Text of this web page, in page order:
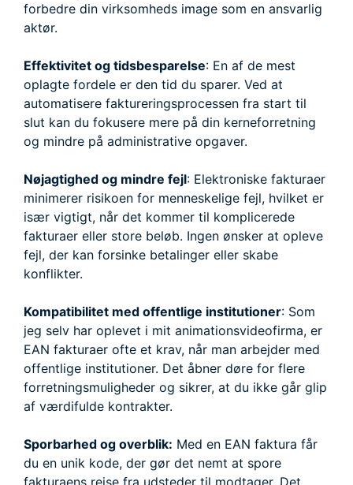
forbedre din virksomheds image som en ansvarlig
aktør.
Effektivitet og tidsbesparelse: En af de mest
oplagte fordele er den tid du sparer. Ved at
automatisere faktureringsprocessen fra start til
slut kan du fokusere mere på din kerneforretning
og mindre på administrative opgaver.
Nøjagtighed og mindre fejl: Elektroniske fakturaer
minimerer risikoen for menneskelige fejl, hvilket er
især vigtigt, når det kommer til komplicerede
fakturaer eller store beløb. Ingen ønsker at opleve
fejl, der kan forsinke betalinger eller skabe
konflikter.
Kompatibilitet med offentlige institutioner: Som
jeg selv har oplevet i mit animationsvideofirma, er
EAN fakturaer ofte et krav, når man arbejder med
offentlige institutioner. Det åbner døre for flere
forretningsmuligheder og sikrer, at du ikke går glip
af værdifulde kontrakter.
Sporbarhed og overblik: Med en EAN faktura får
du en unik kode, der gør det nemt at spore